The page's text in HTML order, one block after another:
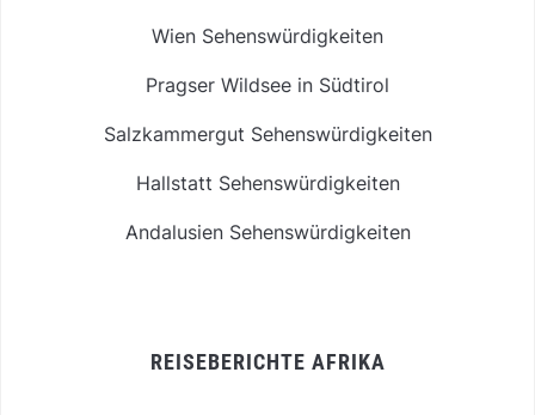
Wien Sehenswürdigkeiten
Pragser Wildsee in Südtirol
Salzkammergut Sehenswürdigkeiten
Hallstatt Sehenswürdigkeiten
Andalusien Sehenswürdigkeiten
REISEBERICHTE AFRIKA